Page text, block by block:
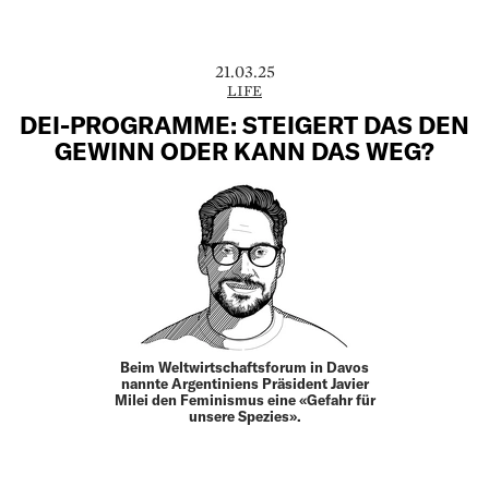
21.03.25
LIFE
DEI-PROGRAMME: STEIGERT DAS DEN
GEWINN ODER KANN DAS WEG?
Beim Weltwirtschaftsforum in Davos
nannte ­Argentiniens Präsident Javier
Milei den Feminismus eine «Gefahr für
unsere Spezies».